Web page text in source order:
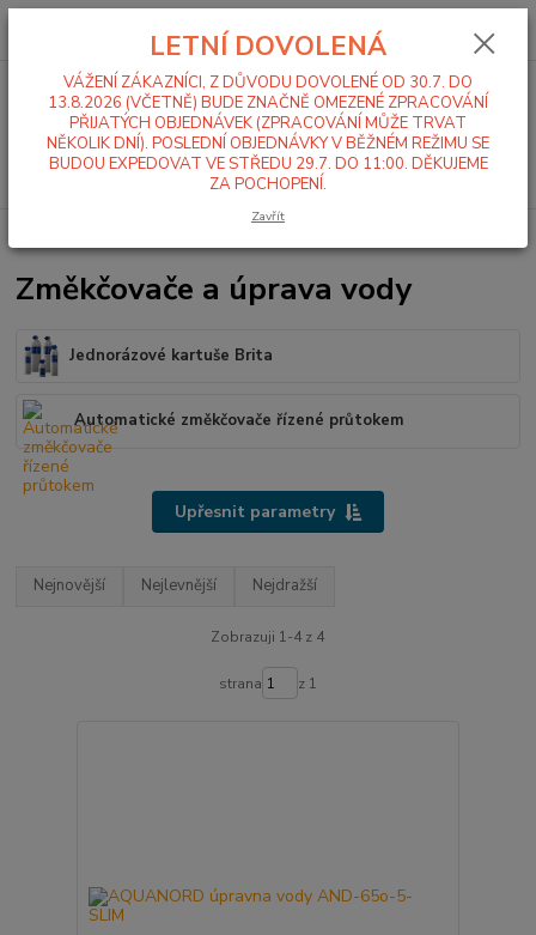
Menu
Hledat
0,00 Kč
Změkčovače a úprava vody
Jednorázové kartuše Brita
Automatické změkčovače řízené průtokem
Upřesnit parametry
Nejnovější Nejlevnější Nejdražší
Zobrazuji 1-4 z 4
strana z 1
LETNÍ DOVOLENÁ
VÁŽENÍ ZÁKAZNÍCI, Z DŮVODU DOVOLENÉ OD 30.7. DO
13.8.2026 (VČETNĚ) BUDE ZNAČNĚ OMEZENÉ ZPRACOVÁNÍ
PŘIJATÝCH OBJEDNÁVEK (ZPRACOVÁNÍ MŮŽE TRVAT
NĚKOLIK DNÍ). POSLEDNÍ OBJEDNÁVKY V BĚŽNÉM REŽIMU SE
BUDOU EXPEDOVAT VE STŘEDU 29.7. DO 11:00. DĚKUJEME
ZA POCHOPENÍ.
Zavřít